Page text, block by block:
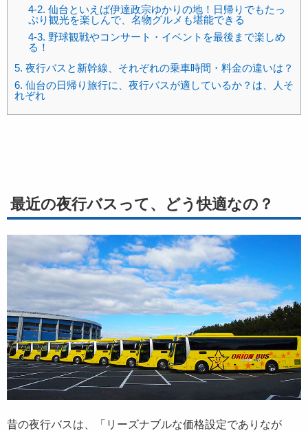
4-2. 仙台といえば伊達政宗ゆかりの地！日帰りでもたっ
ぷり観光を楽しんで、名物グルメも堪能できる
4-3. 野球観戦やコンサート・イベントを最後まで楽しめ
る！
5. 夜行バスと新幹線、それぞれの乗車時間・料金の違いは？
6. 仙台の日帰り旅行に、夜行バスが適しているか？は、人そ
れぞれ
最近の夜行バスって、どう快適なの？
昔の夜行バスは、「リーズナブルな価格設定でありなが